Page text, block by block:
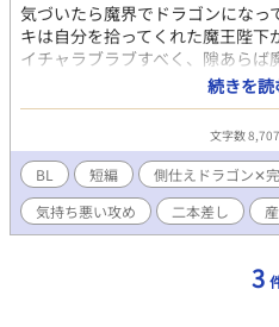
気づいたら魔界でドラゴンになっ
キは自分を拾ってくれた魔王陛下
イチャラブラブすべく、隙あらば
日々を送っていた。 ある日、チ
ないのならば、搦手で勝てばい
バくて気持ちが悪い愛のほのぼ
る。 色々ヤバい側仕えドラゴン
受けです。攻めがなんか気持ち悪
ス、イソギンチャクアナル、二本
感を感じたら全力で逃げてくださ
微妙にヤベェ感じになりました
続きを読
文字数 8,707
BL 短編 側仕えドラゴン✕
気持ち悪い攻め
二本差し
3